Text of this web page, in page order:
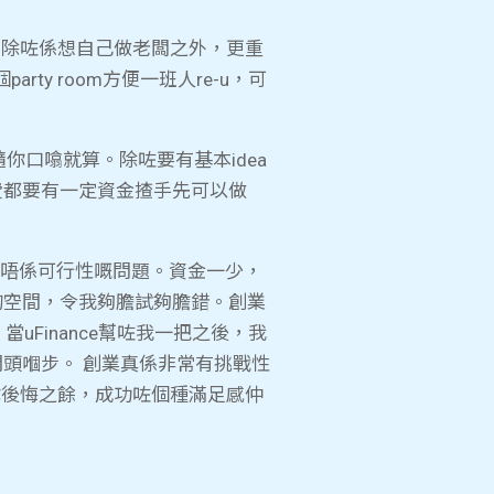
咗係想自己做老闆之外，更重
party room方便一班人re-u，可
口噏就算。除咗要有基本idea
要有一定資金揸手先可以做
係可行性嘅問題。資金一少，
間，令我夠膽試夠膽錯。創業
uFinance幫咗我一把之後，我
嗰步。 創業真係非常有挑戰性
悔之餘，成功咗個種滿足感仲